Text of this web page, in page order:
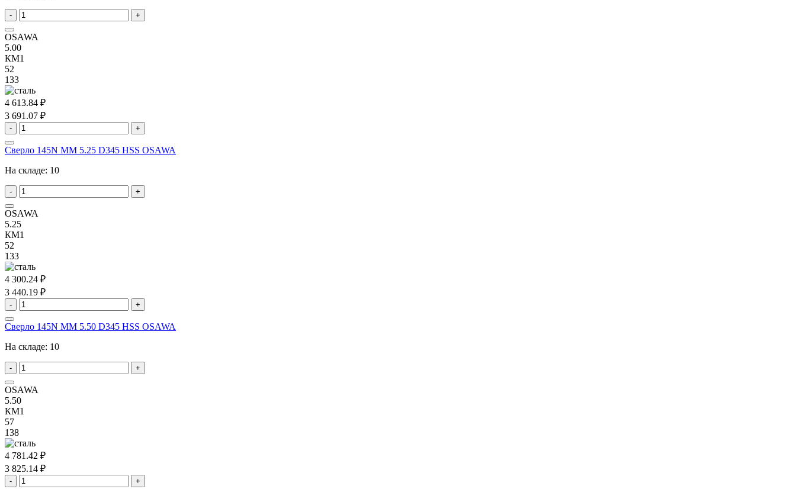
- +
OSAWA
5.00
КМ1
52
133
4 613.84 ₽
3 691.07 ₽
- +
Сверло 145N MM 5.25 D345 HSS OSAWA
На складе: 10
- +
OSAWA
5.25
КМ1
52
133
4 300.24 ₽
3 440.19 ₽
- +
Сверло 145N MM 5.50 D345 HSS OSAWA
На складе: 10
- +
OSAWA
5.50
КМ1
57
138
4 781.42 ₽
3 825.14 ₽
- +